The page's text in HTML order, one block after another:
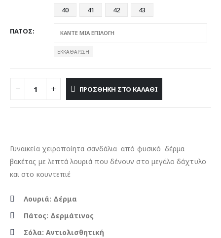
40
41 42 43
ΠΑΤΟΣ
ΕΚΚΑΘΆΡΙΣΗ
ΠΡΟΣΘΉΚΗ ΣΤΟ ΚΑΛΆΘΙ
Γυναικεία χειροποίητα σανδάλια από φυσικό δέρμα
βακέτας με λεπτά λουριά που δένουν στο μεγάλο δάχτυλο
και στο κουντεπιέ
Λουριά: Δέρμα
Πάτος: Δερμάτινος
Σόλα: Αντιολισθητική